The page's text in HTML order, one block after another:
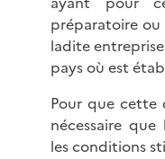
préparatoire
ladite
pays où est
Pour que cette
nécessaire
les conditions